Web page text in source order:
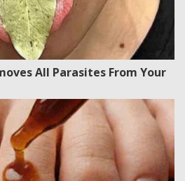
All Parasites From Your